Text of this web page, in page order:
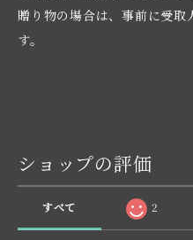
贈り物の場合は、事前に受取
す。
ショップの評価
すべて 2